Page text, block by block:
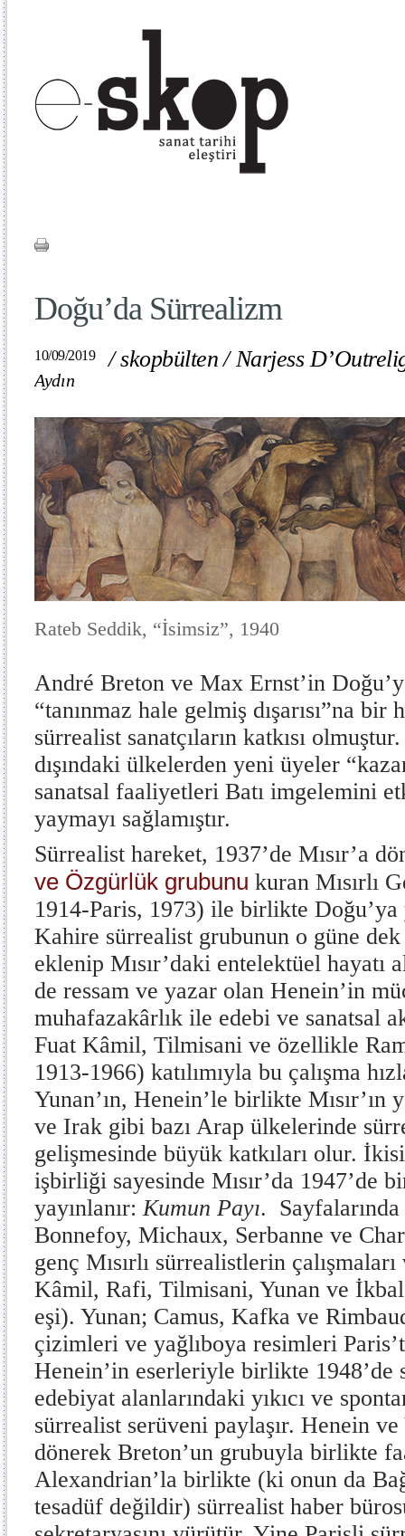
Doğu’da Sürrealizm
10/09/2019 /skopbülten /Narjess
Aydın
Rateb Seddik, “İsimsiz”, 1940
André Breton ve Max Ernst’in
“tanınmaz hale gelmiş dışarısı”na bir
sürrealist sanatçıların katkısı
dışındaki ülkelerden yeni üyeler
sanatsal faaliyetleri Batı imgelemini
yaymayı sağlamıştır.
Sürrealist hareket, 1937’de Mısır’a
ve Özgürlük grubunu kuran Mısırlı
1914-Paris, 1973) ile birlikte Doğu’ya
Kahire sürrealist grubunun o güne
eklenip Mısır’daki entelektüel hayatı
de ressam ve yazar olan Henein’in
muhafazakârlık ile edebi ve sanatsal
Fuat Kâmil, Tilmisani ve özellikle
1913-1966) katılımıyla bu çalışma
Yunan’ın, Henein’le birlikte Mısır’ın
ve Irak gibi bazı Arap ülkelerinde
gelişmesinde büyük katkıları olur.
işbirliği sayesinde Mısır’da 1947’de
yayınlanır:Kumun Payı.
Bonnefoy, Michaux, Serbanne ve
genç Mısırlı sürrealistlerin
Kâmil, Rafi, Tilmisani, Yunan ve
eşi). Yunan; Camus, Kafka ve
çizimleri ve yağlıboya resimleri
Henein’in eserleriyle birlikte 1948’de
edebiyat alanlarındaki yıkıcı ve
sürrealist serüveni paylaşır. Henein ve
dönerek Breton’un grubuyla birlikte
Alexandrian’la birlikte (ki onun da
tesadüf değildir) sürrealist haber